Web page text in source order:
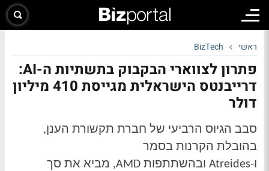
ראשי BizTech
פתרון לצווארי הבקבוק בתשתיות ה-AI:
דרייבנטס הישראלית מגייסת 410 מיליון
דולר
סבב הגיוס הרביעי של חברת תקשורת הענן,
בהובלת הקרנות בסמר
ו-Atreides ובהשתתפות AMD, מביא את סך